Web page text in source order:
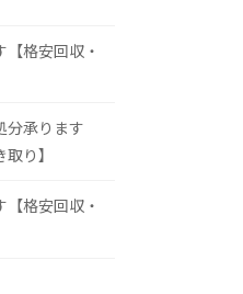
格安回収・
分承ります
り】
格安回収・